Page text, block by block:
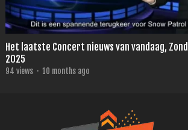
Het laatste Concert nieuws van vandaag,
2025
94 views · 10 months ago